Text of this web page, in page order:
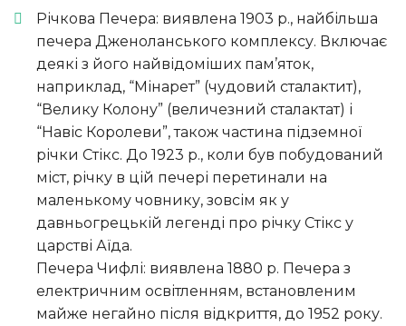
Річкова Печера: виявлена ​​1903 р., найбільша
печера Дженоланського комплексу. Включає
деякі з його найвідоміших пам’яток,
наприклад, “Мінарет” (чудовий сталактит),
“Велику Колону” (величезний сталактат) і
“Навіс Королеви”, також частина підземної
річки Стікс. До 1923 р., коли був побудований
міст, річку в цій печері перетинали на
маленькому човнику, зовсім як у
давньогрецькій легенді про річку Стікс у
царстві Аїда.
Печера Чифлі: виявлена ​​1880 р. Печера з
електричним освітленням, встановленим
майже негайно після відкриття, до 1952 року.